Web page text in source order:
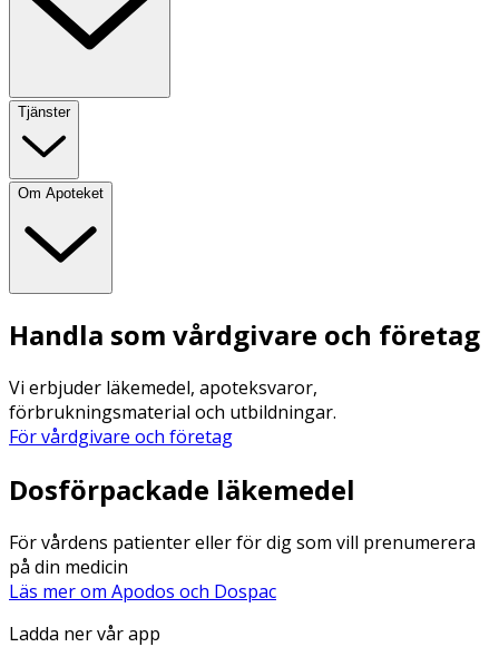
Tjänster
Om Apoteket
Handla som vårdgivare och företag
Vi erbjuder läkemedel, apoteksvaror,
förbrukningsmaterial och utbildningar.
För vårdgivare och företag
Dosförpackade läkemedel
För vårdens patienter eller för dig som vill prenumerera
på din medicin
Läs mer om Apodos och Dospac
Ladda ner vår app